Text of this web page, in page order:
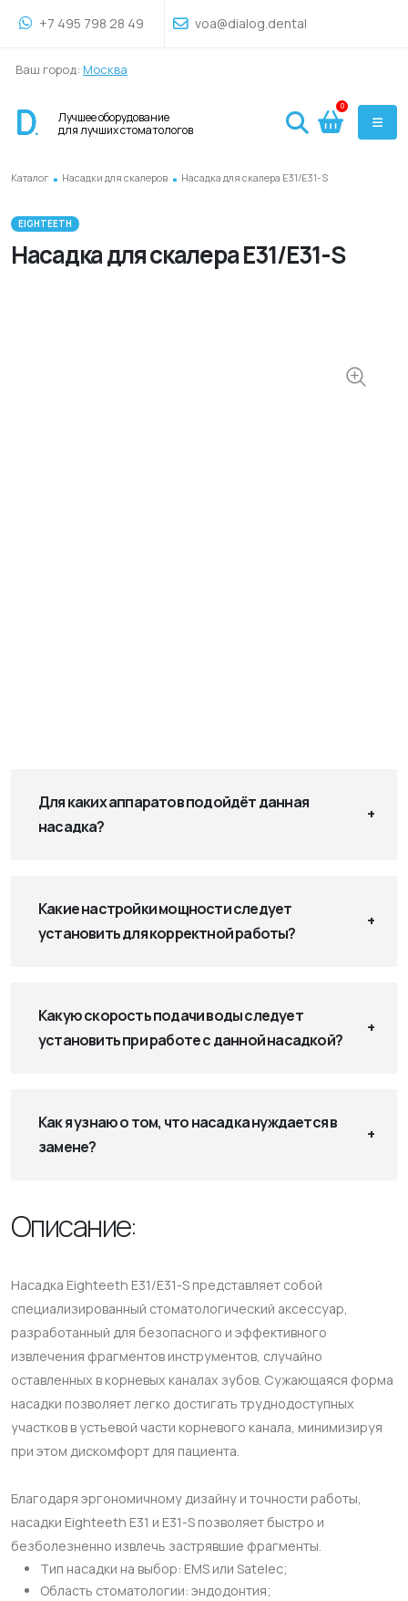
+7 495 798 28 49 voa@dialog.dental
Ваш город: Москва
Лучшее оборудование
для лучших стоматологов
0
Каталог . Насадки для скалеров . Насадка для скалера E31/E31-S
EIGHTEETH
Насадка для скалера E31/E31-S
Для каких аппаратов подойдёт данная
насадка?
Какие настройки мощности следует
установить для корректной работы?
Какую скорость подачи воды следует
установить при работе с данной насадкой?
Как я узнаю о том, что насадка нуждается в
замене?
Описание:
Насадка Eighteeth E31/E31-S представляет собой
специализированный стоматологический аксессуар,
разработанный для безопасного и эффективного
извлечения фрагментов инструментов, случайно
оставленных в корневых каналах зубов. Сужающаяся форма
насадки позволяет легко достигать труднодоступных
участков в устьевой части корневого канала, минимизируя
при этом дискомфорт для пациента.
Благодаря эргономичному дизайну и точности работы,
насадки Eighteeth E31 и E31-S позволяет быстро и
безболезненно извлечь застрявшие фрагменты.
Тип насадки на выбор: EMS или Satelec;
Область стоматологии: эндодонтия;